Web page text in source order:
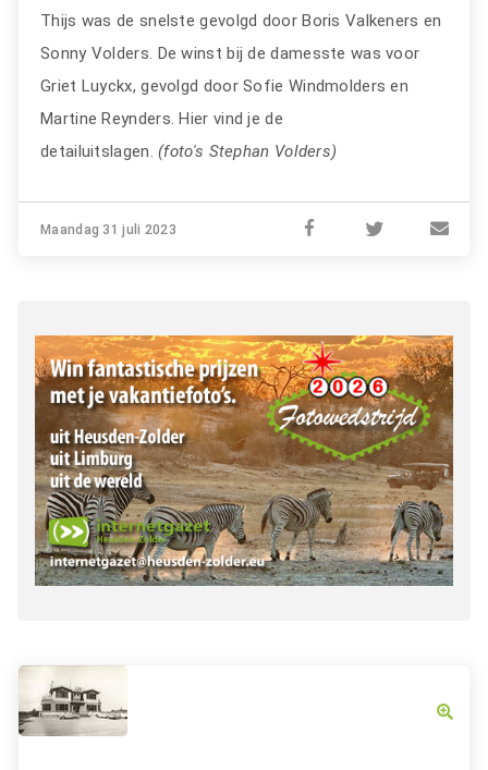
Thijs was de snelste gevolgd door Boris Valkeners en
Sonny Volders. De winst bij de damesste was voor
Griet Luyckx, gevolgd door Sofie Windmolders en
Martine Reynders. Hier vind je de
detailuitslagen.(foto's Stephan Volders)
Maandag 31 juli 2023